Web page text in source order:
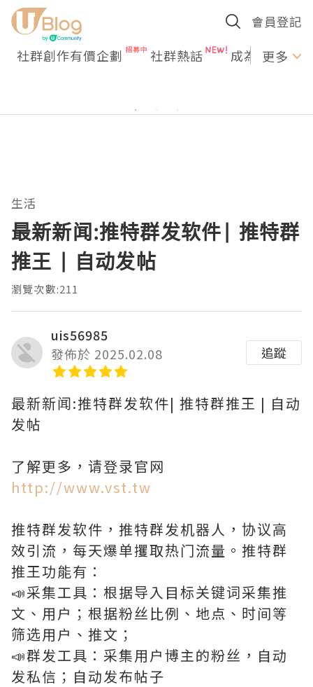
會員登記
社群創作有價企劃 社群熱話 成為U更多
生活
最新新闻:推特群发软件| 推特群
推王 | 自动发帖
瀏覽次數:211
uis56985
發佈於 2025.02.08
追蹤
最新新闻:推特群发软件| 推特群推王 | 自动
发帖
了解更多，请登录官网
http://www.vst.tw
推特群发软件，推特群发机器人，协议高
效引流，每天爆单攫取热门流量。推特群
推王功能有：
📣采集工具：根据导入目标关键词采集推
文、用户；根据粉丝比例、地点、时间等
筛选用户、推文；
📣群发工具：采集用户博主的粉丝，自动
发私信；自动发布帖子